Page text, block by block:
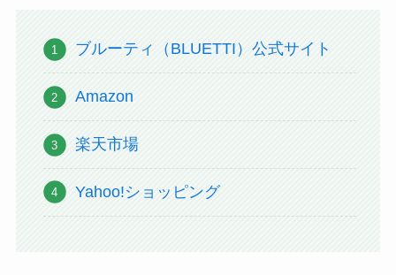
ブルーティ（BLUETTI）公式サイト
Amazon
楽天市場
Yahoo!ショッピング